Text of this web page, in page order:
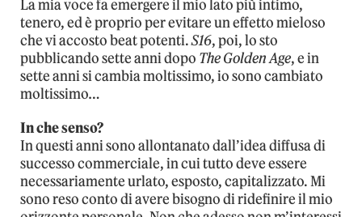
La mia voce fa emergere il mio lato più intimo,
tenero, ed è proprio per evitare un effetto mieloso
che vi accosto beat potenti.S16, poi, lo sto
pubblicando sette anni dopo The Golden Age, e in
sette anni si cambia moltissimo, io sono cambiato
moltissimo…
In che senso?
In questi anni sono allontanato dall’idea diffusa di
successo commerciale, in cui tutto deve essere
necessariamente urlato, esposto, capitalizzato. Mi
sono reso conto di avere bisogno di ridefinire il mio